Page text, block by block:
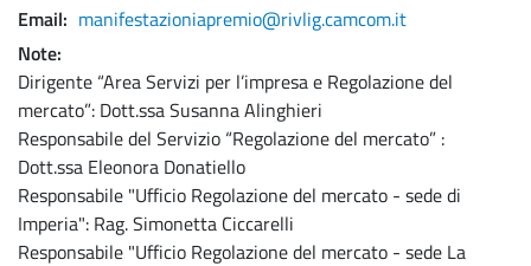
Email
manifestazioniapremio@rivlig.camcom.it
Note
Dirigente “Area Servizi per l’impresa e Regolazione del
mercato”: Dott.ssa Susanna Alinghieri
Responsabile del Servizio “Regolazione del mercato” :
Dott.ssa Eleonora Donatiello
Responsabile "Ufficio Regolazione del mercato - sede di
Imperia": Rag. Simonetta Ciccarelli
Responsabile "Ufficio Regolazione del mercato - sede La